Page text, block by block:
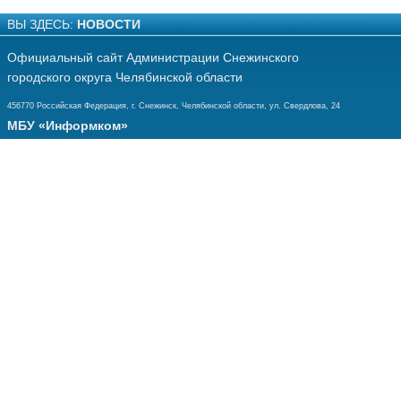
ВЫ ЗДЕСЬ: НОВОСТИ
Официальный сайт Администрации Снежинского
городского округа Челябинской области
456770 Российская Федерация, г. Снежинск, Челябинской области, ул. Свердлова, 24
МБУ «Информком»